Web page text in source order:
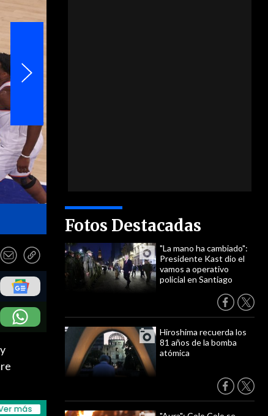
Fotos Destacadas
"La mano ha cambiado":
Presidente Kast dio el
vamos a operativo
policial en Santiago
Hiroshima recuerda los
81 años de la bomba
atómica